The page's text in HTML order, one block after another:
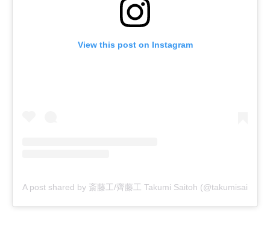
View this post on Instagram
A post shared by 斎藤工/齊藤工 Takumi Saitoh